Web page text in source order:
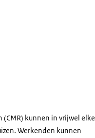
kunnen in vrijwel elke
Werkenden kunnen